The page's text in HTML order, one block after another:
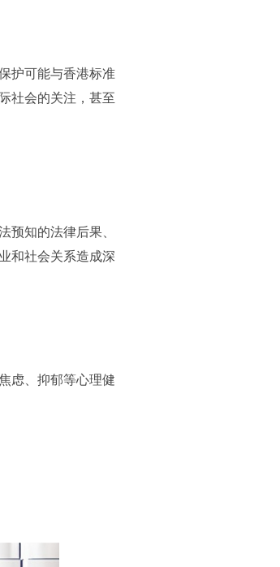
护可能与香港标准
社会的关注，甚至
知的法律后果、
和社会关系造成深
虑、抑郁等心理健